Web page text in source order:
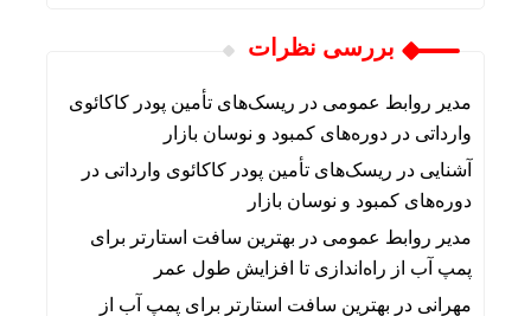
بررسی نظرات
مدیر روابط عمومی در ریسک‌های تأمین پودر کاکائوی
وارداتی در دوره‌های کمبود و نوسان بازار
آشنایی در ریسک‌های تأمین پودر کاکائوی وارداتی در
دوره‌های کمبود و نوسان بازار
مدیر روابط عمومی در بهترین سافت استارتر برای
پمپ آب از راه‌اندازی تا افزایش طول عمر
مهرانی در بهترین سافت استارتر برای پمپ آب از